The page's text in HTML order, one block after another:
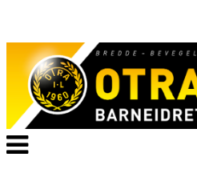
Veksle
navigasjon